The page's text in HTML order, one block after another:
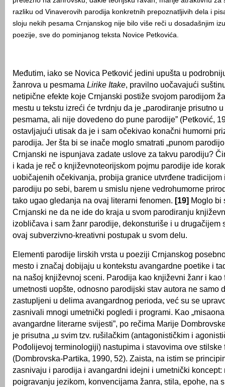
razliku od Vinaverovih parodija konkretnih prepoznatljivih dela i
sloju nekih pesama Crnjanskog nije bilo više reči u dosadašnjim
poezije, sve do pominjanog teksta Novice Petkovića.
Međutim, iako se Novica Petković jedini upušta u
žanrova u pesmama Lirike Itake, pravilno uočavajući
netipične efekte koje Crnjanski postiže svojom parodijom
mestu u tekstu izreći će tvrdnju da je „parodiranje prisutno
pesmama, ali nije dovedeno do pune parodije” (Petković,
ostavljajući utisak da je i sam očekivao konačni humorni
parodija. Jer šta bi se inače moglo smatrati „punom
Crnjanski ne ispunjava zadate uslove za takvu parodiju?
i kada je reč o književnoteorijskom pojmu parodije ide
uobičajenih očekivanja, probija granice utvrđene tradicijom
parodiju po sebi, barem u smislu njene vedrohumorne
tako ugao gledanja na ovaj literarni fenomen. [19] Moglo bi
Crnjanski ne da ne ide do kraja u svom parodiranju
izobličava i sam žanr parodije, dekonsturiše i u drugačijem
ovaj subverzivno-kreativni postupak u svom delu.
Elementi parodije lirskih vrsta u poeziji Crnjanskog
mesto i značaj dobijaju u kontekstu avangardne poetike i
na našoj književnoj sceni. Parodija kao književni žanr i kao
umetnosti uopšte, odnosno parodijski stav autora ne samo
zastupljeni u delima avangardnog perioda, već su se
zasnivali mnogi umetnički pogledi i programi. Kao
avangardne literarne svijesti”, po rečima Marije
je prisutna „u svim tzv. rušilačkim (antagonističkim i
Pođolijevoj terminologiji) nastupima i stavovima ove stilske
(Dombrovska-Partika, 1990, 52). Zaista, na istim se
zasnivaju i parodija i avangardni idejni i umetnički koncept:
poigravanju jezikom, konvencijama žanra, stila, epohe, na